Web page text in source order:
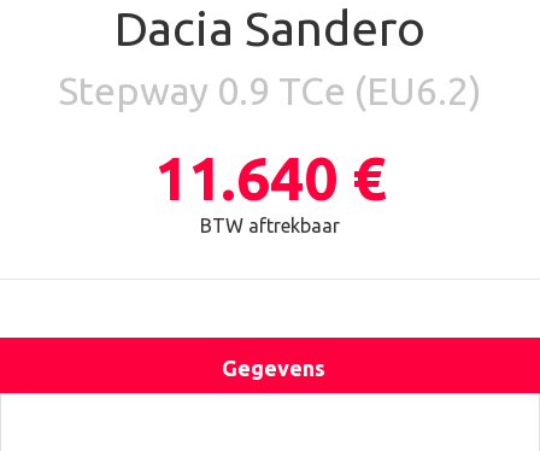
Dacia Sandero
Stepway 0.9 TCe (EU6.2)
11.640 €
BTW aftrekbaar
Gegevens